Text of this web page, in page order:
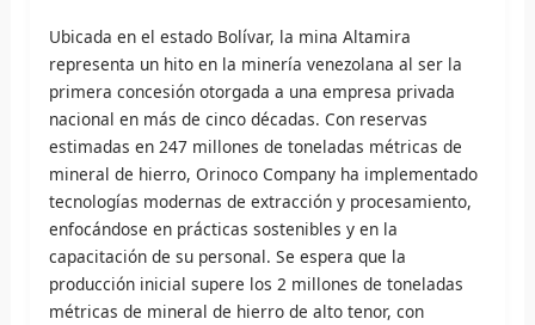
Ubicada en el estado Bolívar, la mina Altamira
representa un hito en la minería venezolana al ser la
primera concesión otorgada a una empresa privada
nacional en más de cinco décadas. Con reservas
estimadas en 247 millones de toneladas métricas de
mineral de hierro, Orinoco Company ha implementado
tecnologías modernas de extracción y procesamiento,
enfocándose en prácticas sostenibles y en la
capacitación de su personal. Se espera que la
producción inicial supere los 2 millones de toneladas
métricas de mineral de hierro de alto tenor, con